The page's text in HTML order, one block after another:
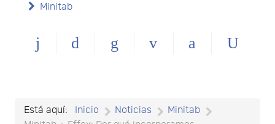
Minitab
Está aquí: Inicio Noticias
Minitab